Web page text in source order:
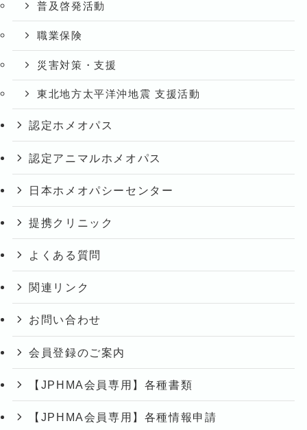
普及啓発活動
職業保険
災害対策・支援
東北地方太平洋沖地震 支援活動
認定ホメオパス
認定アニマルホメオパス
日本ホメオパシーセンター
提携クリニック
よくある質問
関連リンク
お問い合わせ
会員登録のご案内
【JPHMA会員専用】各種書類
【JPHMA会員専用】各種情報申請